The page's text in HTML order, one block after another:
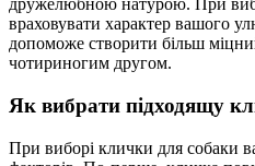
дружелюбною натурою. При
враховувати характер вашого
допоможе створити більш
чотириногим другом.
Як вибрати підходящу
При виборі клички для собаки